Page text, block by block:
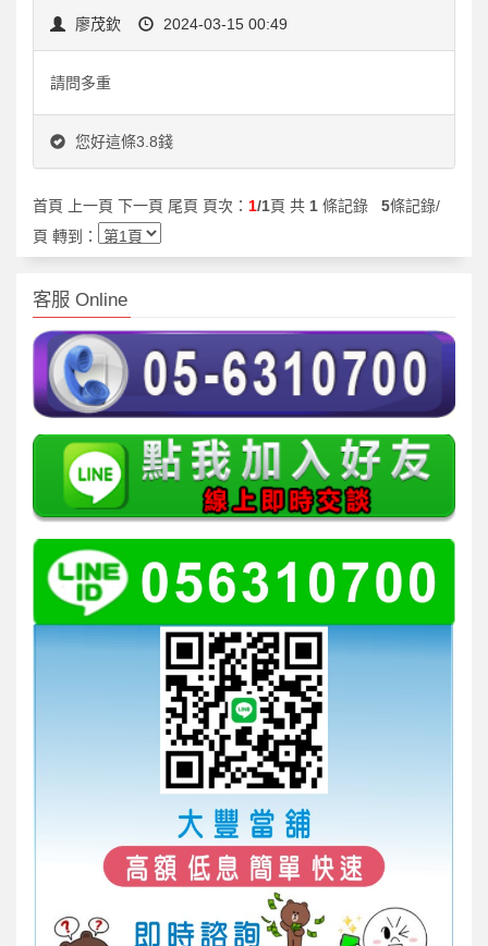
廖茂欽 2024-03-15 00:49
請問多重
您好這條3.8錢
首頁 上一頁 下一頁 尾頁 頁次： 1/1頁 共 1 條記錄 5條記錄/
頁 轉到：
客服 Online